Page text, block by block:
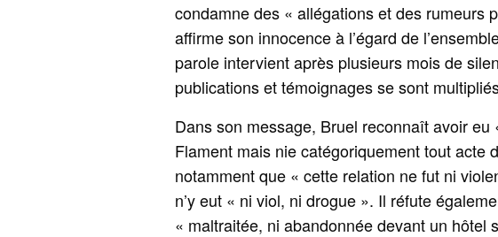
condamne des « allégations et des
affirme son innocence à l’égard de
parole intervient après plusieurs mois de
publications et témoignages se sont
Dans son message, Bruel reconnaît avoir
Flament mais nie catégoriquement tout acte
notamment que « cette relation ne fut ni
n’y eut « ni viol, ni drogue ». Il réfute
« maltraitée, ni abandonnée devant un hôtel